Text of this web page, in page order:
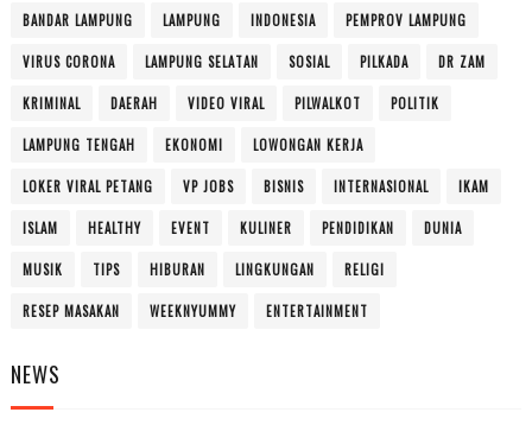
BANDAR LAMPUNG LAMPUNG INDONESIA PEMPROV LAMPUNG
VIRUS CORONA LAMPUNG SELATAN SOSIAL PILKADA DR ZAM
KRIMINAL DAERAH VIDEO VIRAL PILWALKOT POLITIK
LAMPUNG TENGAH EKONOMI LOWONGAN KERJA
LOKER VIRAL PETANG VP JOBS BISNIS INTERNASIONAL IKAM
ISLAM HEALTHY EVENT KULINER PENDIDIKAN DUNIA
MUSIK TIPS HIBURAN LINGKUNGAN RELIGI
RESEP MASAKAN WEEKNYUMMY ENTERTAINMENT
NEWS